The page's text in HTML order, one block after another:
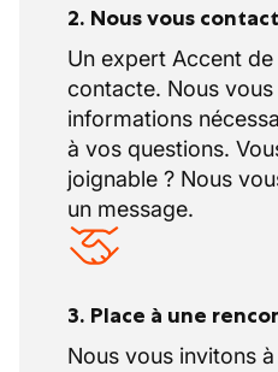
2. Nous vous
Un expert Accent
contacte. Nous
informations
à vos questions.
joignable ? Nous
un message.
3. Place à une
Nous vous invitons